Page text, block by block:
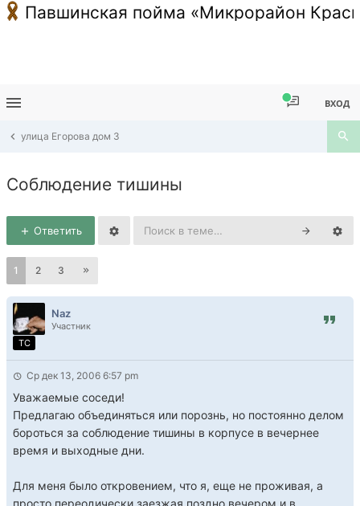
Павшинская пойма «Микрорайон
ВХОД
улица Егорова дом 3
Соблюдение тишины
Ответить
1 2 3
Naz
Участник
TC
Ср дек 13, 2006 6:57 pm
Уважаемые соседи!
Предлагаю объединяться или порознь, но постоянно делом
бороться за соблюдение тишины в корпусе в вечернее
время и выходные дни.
Для меня было откровением, что я, еще не проживая, а